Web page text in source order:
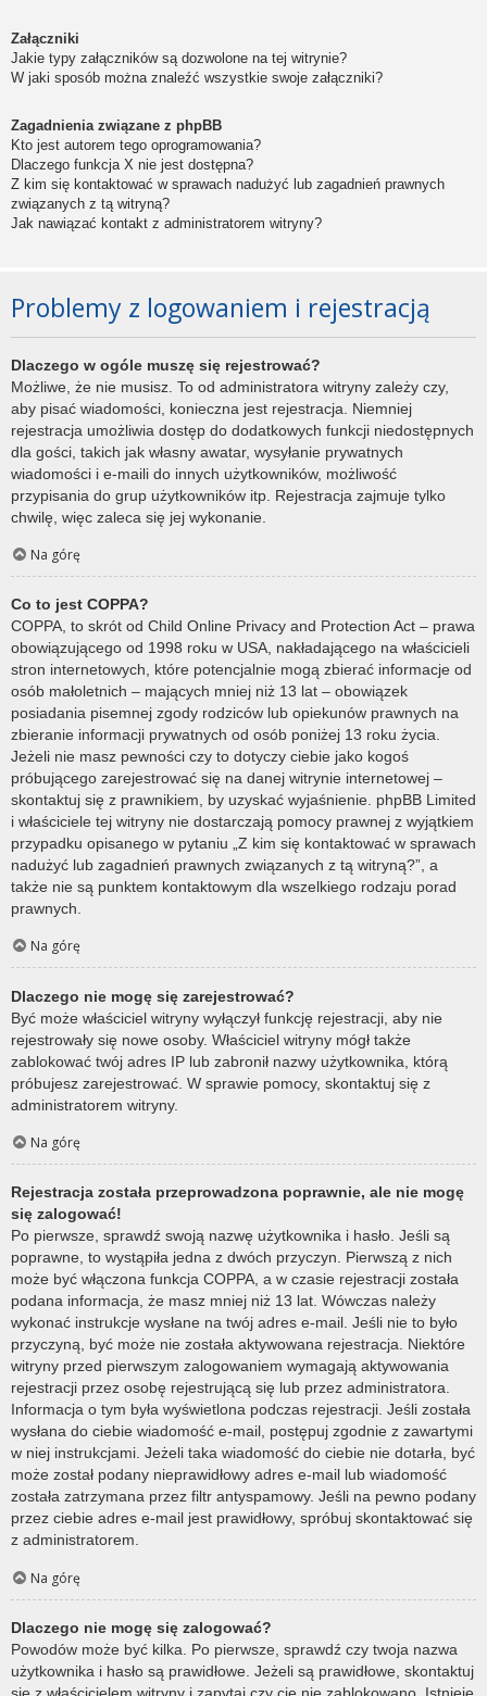
Załączniki
Jakie typy załączników są dozwolone na tej witrynie?
W jaki sposób można znaleźć wszystkie swoje załączniki?
Zagadnienia związane z phpBB
Kto jest autorem tego oprogramowania?
Dlaczego funkcja X nie jest dostępna?
Z kim się kontaktować w sprawach nadużyć lub zagadnień prawnych
związanych z tą witryną?
Jak nawiązać kontakt z administratorem witryny?
Problemy z logowaniem i rejestracją
Dlaczego w ogóle muszę się rejestrować?
Możliwe, że nie musisz. To od administratora witryny zależy czy,
aby pisać wiadomości, konieczna jest rejestracja. Niemniej
rejestracja umożliwia dostęp do dodatkowych funkcji niedostępnych
dla gości, takich jak własny awatar, wysyłanie prywatnych
wiadomości i e-maili do innych użytkowników, możliwość
przypisania do grup użytkowników itp. Rejestracja zajmuje tylko
chwilę, więc zaleca się jej wykonanie.
Na górę
Co to jest COPPA?
COPPA, to skrót od Child Online Privacy and Protection Act – prawa
obowiązującego od 1998 roku w USA, nakładającego na właścicieli
stron internetowych, które potencjalnie mogą zbierać informacje od
osób małoletnich – mających mniej niż 13 lat – obowiązek
posiadania pisemnej zgody rodziców lub opiekunów prawnych na
zbieranie informacji prywatnych od osób poniżej 13 roku życia.
Jeżeli nie masz pewności czy to dotyczy ciebie jako kogoś
próbującego zarejestrować się na danej witrynie internetowej –
skontaktuj się z prawnikiem, by uzyskać wyjaśnienie. phpBB Limited
i właściciele tej witryny nie dostarczają pomocy prawnej z wyjątkiem
przypadku opisanego w pytaniu „Z kim się kontaktować w sprawach
nadużyć lub zagadnień prawnych związanych z tą witryną?”, a
także nie są punktem kontaktowym dla wszelkiego rodzaju porad
prawnych.
Na górę
Dlaczego nie mogę się zarejestrować?
Być może właściciel witryny wyłączył funkcję rejestracji, aby nie
rejestrowały się nowe osoby. Właściciel witryny mógł także
zablokować twój adres IP lub zabronił nazwy użytkownika, którą
próbujesz zarejestrować. W sprawie pomocy, skontaktuj się z
administratorem witryny.
Na górę
Rejestracja została przeprowadzona poprawnie, ale nie mogę
się zalogować!
Po pierwsze, sprawdź swoją nazwę użytkownika i hasło. Jeśli są
poprawne, to wystąpiła jedna z dwóch przyczyn. Pierwszą z nich
może być włączona funkcja COPPA, a w czasie rejestracji została
podana informacja, że masz mniej niż 13 lat. Wówczas należy
wykonać instrukcje wysłane na twój adres e-mail. Jeśli nie to było
przyczyną, być może nie została aktywowana rejestracja. Niektóre
witryny przed pierwszym zalogowaniem wymagają aktywowania
rejestracji przez osobę rejestrującą się lub przez administratora.
Informacja o tym była wyświetlona podczas rejestracji. Jeśli została
wysłana do ciebie wiadomość e-mail, postępuj zgodnie z zawartymi
w niej instrukcjami. Jeżeli taka wiadomość do ciebie nie dotarła, być
może został podany nieprawidłowy adres e-mail lub wiadomość
została zatrzymana przez filtr antyspamowy. Jeśli na pewno podany
przez ciebie adres e-mail jest prawidłowy, spróbuj skontaktować się
z administratorem.
Na górę
Dlaczego nie mogę się zalogować?
Powodów może być kilka. Po pierwsze, sprawdź czy twoja nazwa
użytkownika i hasło są prawidłowe. Jeżeli są prawidłowe, skontaktuj